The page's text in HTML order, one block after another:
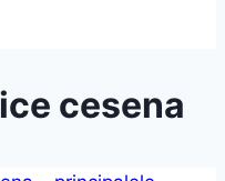
cesena